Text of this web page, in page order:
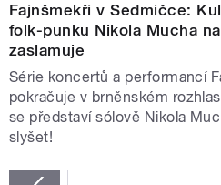
Fajnšmekři v Sedmičce:
folk-punku Nikola Mucha
zaslamuje
Série koncertů a performancí
pokračuje v brněnském
se představí sólově Nikola
slyšet!